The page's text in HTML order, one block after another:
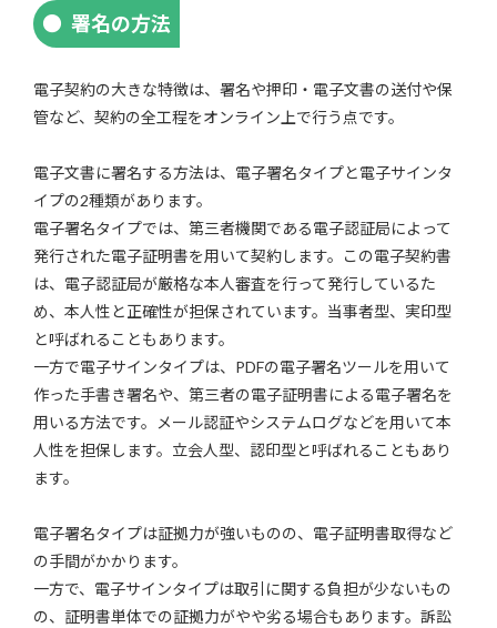
署名の方法
電子契約の大きな特徴は、署名や押印・電子文書の送付や保
管など、契約の全工程をオンライン上で行う点です。
電子文書に署名する方法は、電子署名タイプと電子サインタ
イプの2種類があります。
電子署名タイプでは、第三者機関である電子認証局によって
発行された電子証明書を用いて契約します。この電子契約書
は、電子認証局が厳格な本人審査を行って発行しているた
め、本人性と正確性が担保されています。当事者型、実印型
と呼ばれることもあります。
一方で電子サインタイプは、PDFの電子署名ツールを用いて
作った手書き署名や、第三者の電子証明書による電子署名を
用いる方法です。メール認証やシステムログなどを用いて本
人性を担保します。立会人型、認印型と呼ばれることもあり
ます。
電子署名タイプは証拠力が強いものの、電子証明書取得など
の手間がかかります。
一方で、電子サインタイプは取引に関する負担が少ないもの
の、証明書単体での証拠力がやや劣る場合もあります。訴訟